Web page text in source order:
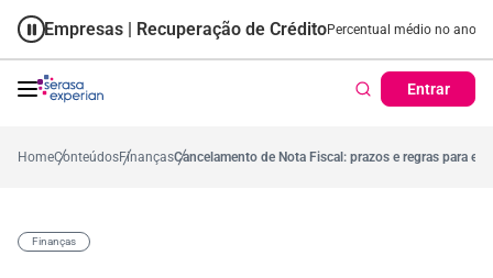
Empresas | Recuperação de CréditoPercentual médio no ano 38,7%
Entrar
57,2%Percentual no mês 53,7% Cartão de Crédito | Cadastro
HomeConteúdosFinançasCancelamento de Nota Fiscal: prazos e regras para
Finanças